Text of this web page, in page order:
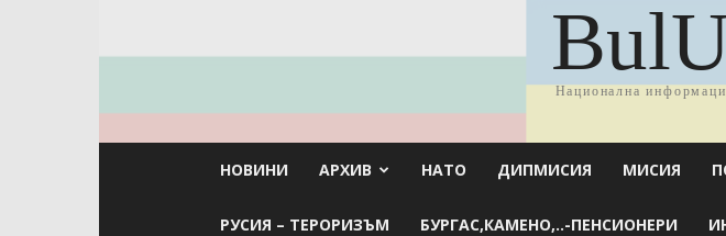
Национална
НОВИНИ АРХИВ НАТО ДИПМИСИЯ МИСИЯ
РУСИЯ – ТЕРОРИЗЪМ БУРГАС,КАМЕНО,..-ПЕНСИОНЕРИ